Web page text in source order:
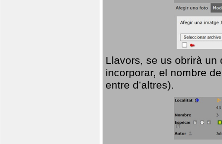
Llavors, se us obrirà
incorporar, el nombre
entre d’altres).